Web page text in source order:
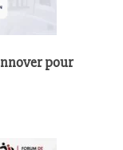
pour